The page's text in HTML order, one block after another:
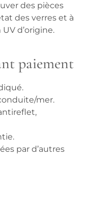
des pièces
des verres et à
d’origine.
paiement
mer.
par d’autres